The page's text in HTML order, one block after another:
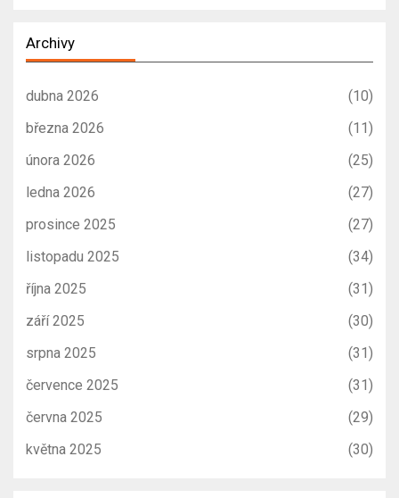
Archivy
dubna 2026
(10)
března 2026
(11)
února 2026
(25)
ledna 2026
(27)
prosince 2025
(27)
listopadu 2025
(34)
října 2025
(31)
září 2025
(30)
srpna 2025
(31)
července 2025
(31)
června 2025
(29)
května 2025
(30)